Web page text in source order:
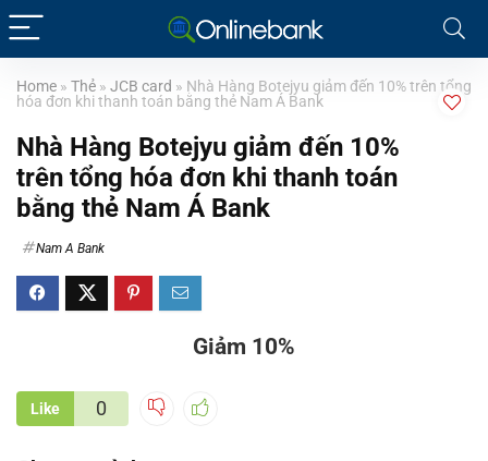
Home » Thẻ » JCB card » Nhà Hàng Botejyu giảm đến 10% trên tổng
hóa đơn khi thanh toán bằng thẻ Nam Á Bank
Nhà Hàng Botejyu giảm đến 10%
trên tổng hóa đơn khi thanh toán
bằng thẻ Nam Á Bank
Nam A Bank
Giảm 10%
Like 0